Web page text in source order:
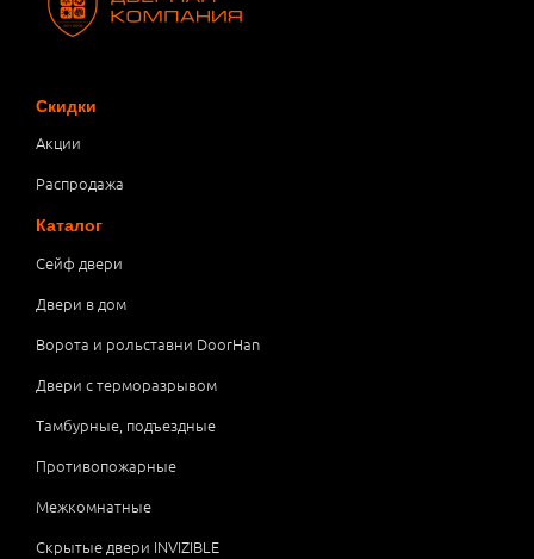
Скидки
Акции
Распродажа
Каталог
Сейф двери
Двери в дом
Ворота и рольставни DoorHan
Двери с терморазрывом
Тамбурные, подъездные
Противопожарные
Межкомнатные
Скрытые двери INVIZIBLE